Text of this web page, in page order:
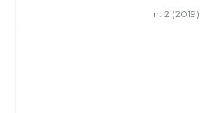
n. 2 (2019)